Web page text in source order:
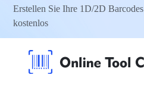
Erstellen Sie Ihre 1D/2D Barcodes
kostenlos